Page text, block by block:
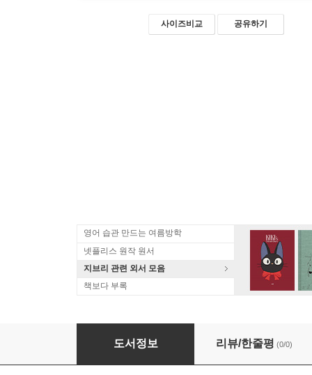
사이즈비교 공유하기
영어 습관 만드는 여름방학
넷플리스 원작 원서
지브리 관련 외서 모음
책보다 부록
Teaching in the Fourth Industrial Revolution
도서정보 리뷰/한줄평 (0/0)